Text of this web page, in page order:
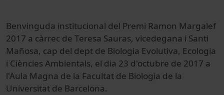
Benvinguda institucional del Premi Ramon Margalef
2017 a càrrec de Teresa Sauras, vicedegana i Santi
Mañosa, cap del dept de Biologia Evolutiva, Ecologia
i Ciències Ambientals, el dia 23 d'octubre de 2017 a
l'Aula Magna de la Facultat de Biologia de la
Universitat de Barcelona.